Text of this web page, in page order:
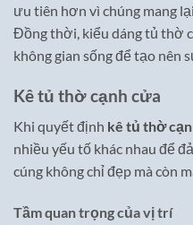
ưu tiên hơn vì chúng mang
Đồng thời, kiểu dáng tủ thờ
không gian sống để tạo nên
Kê tủ thờ cạnh cửa
Khi quyết định kê tủ thờ
nhiều yếu tố khác nhau để
cúng không chỉ đẹp mà còn
Tầm quan trọng của vị trí